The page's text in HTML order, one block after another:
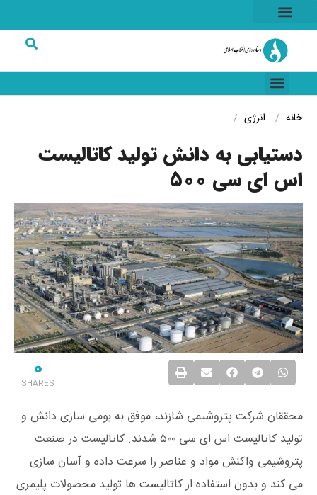
خانه انرژی
دستیابی به دانش تولید کاتالیست
اس ای سی ۵۰۰
0
SHARES
محققان شرکت پتروشیمی شازند، موفق به بومی‌ سازی دانش و
تولید کاتالیست اس ای سی ۵۰۰ شدند. کاتالیست در صنعت
پتروشیمی واکنش مواد و عناصر را سرعت داده و آسان سازی
می کند و بدون استفاده از کاتالیست ها تولید محصولات پلیمری